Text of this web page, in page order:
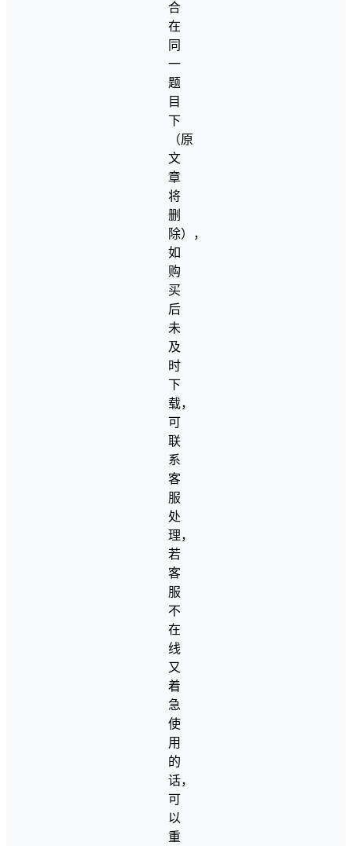
合
在
同
一
题
目
下
（原
文
章
将
删
除），
如
购
买
后
未
及
时
下
载，
可
联
系
客
服
处
理，
若
客
服
不
在
线
又
着
急
使
用
的
话，
可
以
重